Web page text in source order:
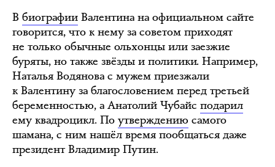
В биографии Валентина на официальном сайте
говорится, что к нему за советом приходят
не только обычные ольхонцы или заезжие
буряты, но также звёзды и политики. Например,
Наталья Водянова с мужем приезжали
к Валентину за благословением перед третьей
беременностью, а Анатолий Чубайс подарил
ему квадроцикл. По утверждению самого
шамана, с ним нашёл время пообщаться даже
президент Владимир Путин.